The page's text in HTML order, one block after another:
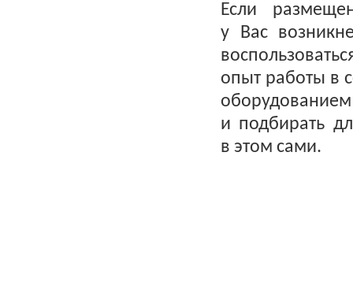
Если
у Вас
опыт работы в
и подбирать
в этом сами.